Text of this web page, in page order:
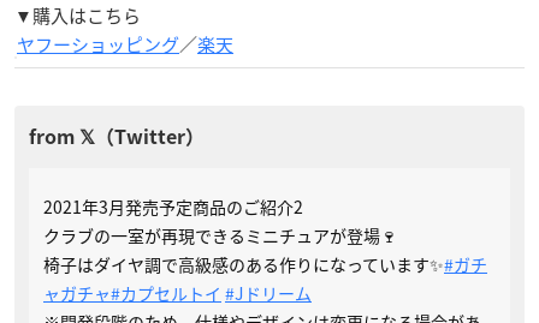
▼購入はこちら
ヤフーショッピング／楽天
2021年3月発売予定商品のご紹介2
クラブの一室が再現できるミニチュアが登場🍷
椅子はダイヤ調で高級感のある作りになっています✨#ガチ
ャガチャ#カプセルトイ #Jドリーム